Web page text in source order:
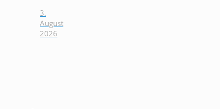
3.
August
2026